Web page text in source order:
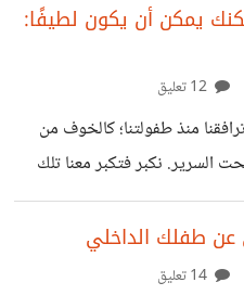
يمكن أن يكون لطيفًا:
منذ طفولتنا؛ كالخوف من
السرير. نكبر فتكبر معنا تلك
مختلفة؛ فنخاف من الرسوب في
الامتحان، أو فقدان الوظيفة، أو فقد إنسان عزيز. "أحيانًا يكون
بشيء يعتقد أنه مهم جدًا.
عن طفلك الداخلي